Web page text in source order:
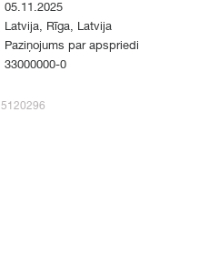
05.11.2025
Latvija, Rīga, Latvija
Paziņojums par apspriedi
33000000-0
5120296